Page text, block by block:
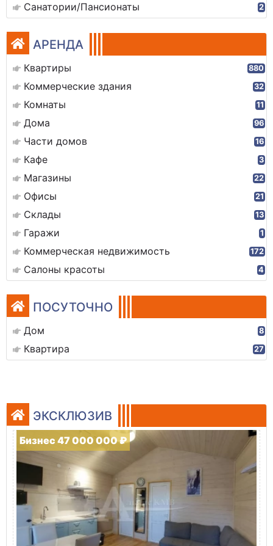
Санатории/Пансионаты 2
АРЕНДА
Квартиры 880
Коммерческие здания 32
Комнаты 11
Дома 96
Части домов 16
Кафе 3
Магазины 22
Офисы 21
Склады 13
Гаражи 1
Коммерческая недвижимость 172
Салоны красоты 4
ПОСУТОЧНО
Дом 8
Квартира 27
ЭКСКЛЮЗИВ
Бизнес 47 000 000 ₽